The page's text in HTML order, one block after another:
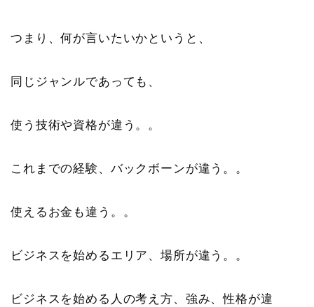
つまり、何が言いたいかというと、
同じジャンルであっても、
使う技術や資格が違う。。
これまでの経験、バックボーンが違う。。
使えるお金も違う。。
ビジネスを始めるエリア、場所が違う。。
ビジネスを始める人の考え方、強み、性格が違